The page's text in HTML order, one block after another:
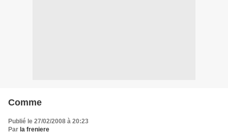
Comme
Publié le 27/02/2008 à 20:23
Par la freniere